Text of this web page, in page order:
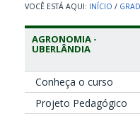
INÍCIO /
AGRONOMIA -
UBERLÂNDIA
Conheça o curso
Projeto Pedagógico